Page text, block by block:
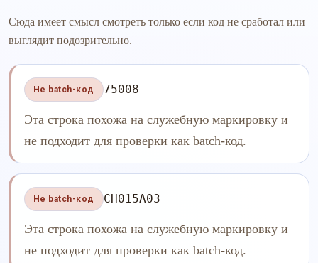
Сюда имеет смысл смотреть только если код не сработал или
выглядит подозрительно.
Не batch-код 75008
Эта строка похожа на служебную маркировку и
не подходит для проверки как batch-код.
Не batch-код CH015A03
Эта строка похожа на служебную маркировку и
не подходит для проверки как batch-код.